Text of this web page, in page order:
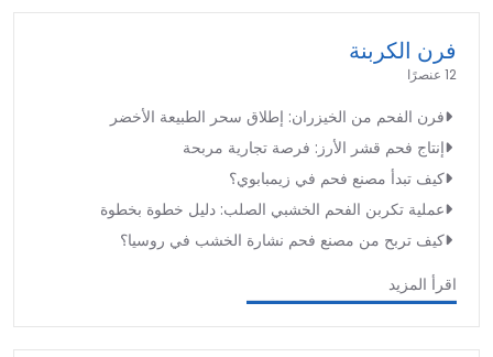
فرن الكربنة
12 عنصرًا
فرن الفحم من الخيزران: إطلاق سحر الطبيعة الأخضر
إنتاج فحم قشر الأرز: فرصة تجارية مربحة
كيف تبدأ مصنع فحم في زيمبابوي؟
عملية تكربن الفحم الخشبي الصلب: دليل خطوة بخطوة
كيف تربح من مصنع فحم نشارة الخشب في روسيا؟
اقرأ المزيد